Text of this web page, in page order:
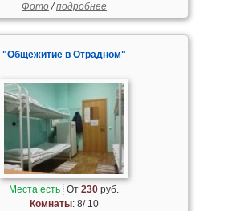
Фото/подробнее
"Общежитие в Отрадном"
Места есть От230 руб.
Комнаты: 8/ 10